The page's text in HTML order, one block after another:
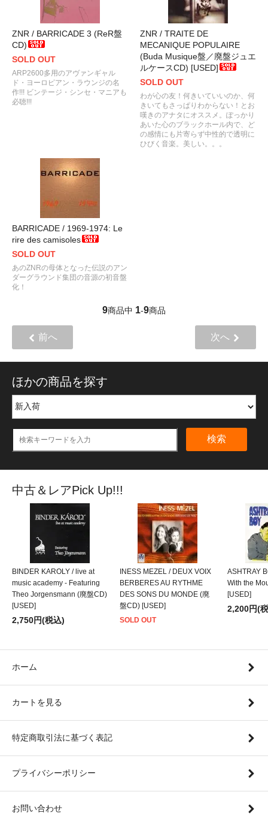
ZNR / BARRICADE 3 (ReR盤
CD)
SOLD OUT
ARP2600多用のアヴァンギャル
ド・ヨーロピアン・ラウンジの名
作!!! ビンテージ・シンセ・マニアも
必聴!!!
ZNR / TRAITE DE
MECANIQUE POPULAIRE
(Buda Musique盤／廃盤ジュエ
ルケースCD) [USED]
SOLD OUT
わが心の友！何きいていいのか、何
きいてもさっぱりわからない！とお
嘆きのアナタにオススメ。ぽっかり
あいた心のブラックホール内で、ど
の感情にも片寄らず中性的で透明に
ひびく音楽。美しい。。。
BARRICADE / 1969-1974: Le
rire des camisoles
SOLD OUT
あのZNRの母体となった伝説のアン
ダーグラウンド集団の音源の初音盤
化！
9商品中 1-9商品
前へ 次へ
ほかの商品を探す
検索
中古＆レアPick Up!!!
BINDER KAROLY / live at
music academy - Featuring
Theo Jorgensmann (廃盤CD)
[USED]
2,750円(税込)
INESS MEZEL / DEUX VOIX
BERBERES AU RYTHME
DES SONS DU MONDE (廃
盤CD) [USED]
SOLD OUT
ASHTRAY
With the
[USED]
2,200円(
ホーム
カートを見る
特定商取引法に基づく表記
プライバシーポリシー
お問い合わせ